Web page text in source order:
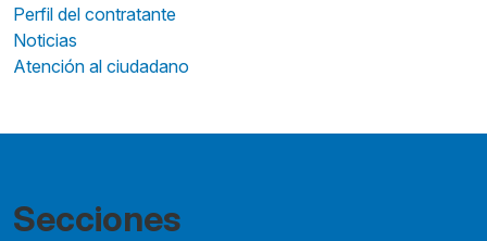
Perfil del contratante
Noticias
Atención al ciudadano
Secciones